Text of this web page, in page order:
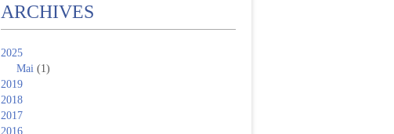
ARCHIVES
2025
Mai (1)
2019
2018
2017
2016